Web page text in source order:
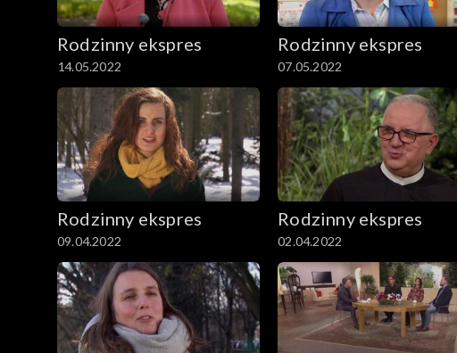
Rodzinny ekspres
14.05.2022
Rodzinny ekspres
07.05.2022
Rodzinny ekspres
09.04.2022
Rodzinny ekspres
02.04.2022